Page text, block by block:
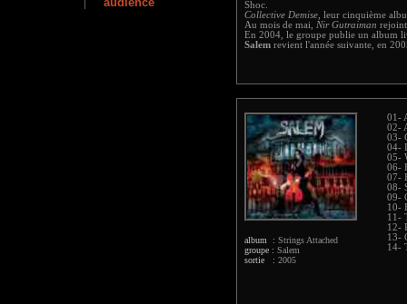
Shoc.
Collective Demise , leur cinquième
Au mois de mai, Nir Gutraiman
En 2004, le groupe publie un album
Salem revient l'année suivante, en
album : Strings Attached
groupe : Salem
sortie : 2005
01-
02-
03-
04-
05-
06-
07-
08-
09-
10-
11-
12-
13-
14-